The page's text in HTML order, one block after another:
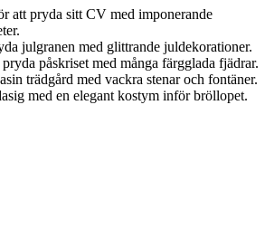
att pryda sitt CV med imponerande
julgranen med glittrande juldekorationer.
påskriset med många färgglada fjädrar.
trädgård med vackra stenar och fontäner.
med en elegant kostym inför bröllopet.